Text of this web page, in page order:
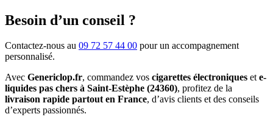
Besoin d’un conseil ?
Contactez-nous au 09 72 57 44 00 pour un accompagnement
personnalisé.
Avec Genericlop.fr, commandez vos cigarettes électroniques ete-
liquides pas chers à Saint-Estèphe (24360), profitez de la
livraison rapide partout en France, d’avis clients et des conseils
d’experts passionnés.